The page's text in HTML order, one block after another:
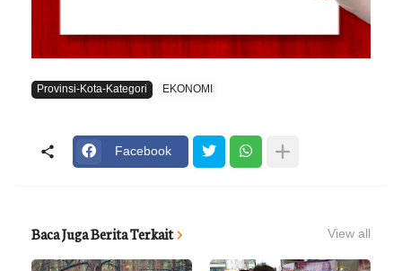
Provinsi-Kota-Kategori EKONOMI
Facebook
Baca Juga Berita Terkait View all